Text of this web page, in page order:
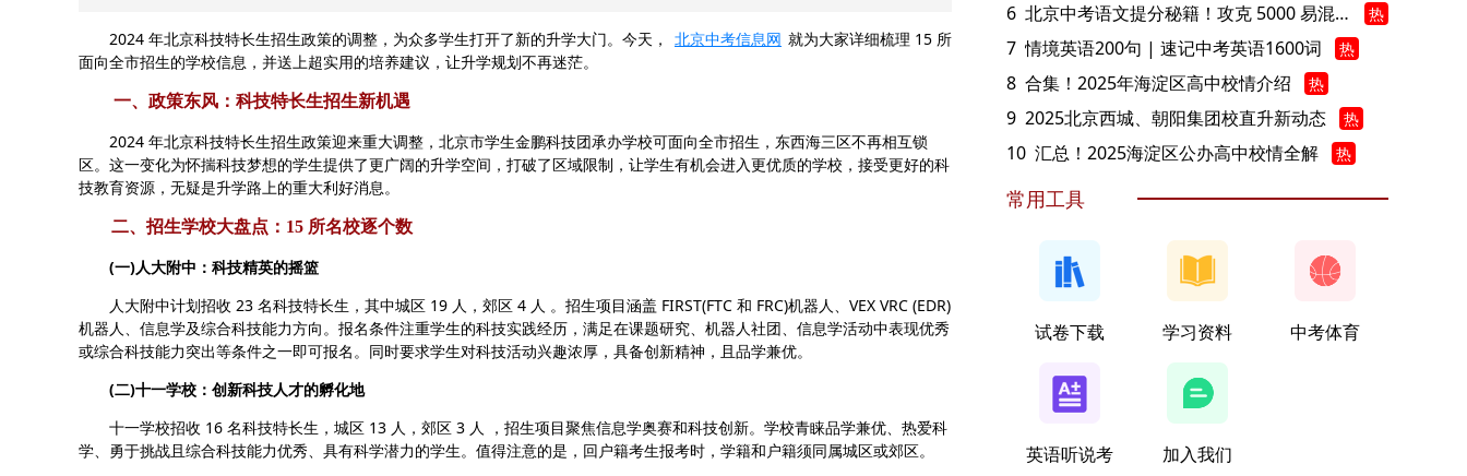
2024 年北京科技特长生招生政策的调整，为众多学生打开了新的升学大门。今天， 北京中考信息网 就为大家详细梳理 15 所
面向全市招生的学校信息，并送上超实用的培养建议，让升学规划不再迷茫。
一、政策东风：科技特长生招生新机遇
2024 年北京科技特长生招生政策迎来重大调整，北京市学生金鹏科技团承办学校可面向全市招生，东西海三区不再相互锁
区。这一变化为怀揣科技梦想的学生提供了更广阔的升学空间，打破了区域限制，让学生有机会进入更优质的学校，接受更好的科
技教育资源，无疑是升学路上的重大利好消息。
二、招生学校大盘点：15 所名校逐个数
(一)人大附中：科技精英的摇篮
人大附中计划招收 23 名科技特长生，其中城区 19 人，郊区 4 人 。招生项目涵盖 FIRST(FTC 和 FRC)机器人、VEX VRC (EDR)
机器人、信息学及综合科技能力方向。报名条件注重学生的科技实践经历，满足在课题研究、机器人社团、信息学活动中表现优秀
或综合科技能力突出等条件之一即可报名。同时要求学生对科技活动兴趣浓厚，具备创新精神，且品学兼优。
(二)十一学校：创新科技人才的孵化地
十一学校招收 16 名科技特长生，城区 13 人，郊区 3 人 ，招生项目聚焦信息学奥赛和科技创新。学校青睐品学兼优、热爱科
学、勇于挑战且综合科技能力优秀、具有科学潜力的学生。值得注意的是，回户籍考生报考时，学籍和户籍须同属城区或郊区。
6 北京中考语文提分秘籍！攻克 5000 易混易错字 热
7 情境英语200句 | 速记中考英语1600词 热
8 合集！2025年海淀区高中校情介绍 热
9 2025北京西城、朝阳集团校直升新动态 热
10 汇总！2025海淀区公办高中校情全解 热
常用工具
试卷下载 学习资料 中考体育
英语听说考 加入我们